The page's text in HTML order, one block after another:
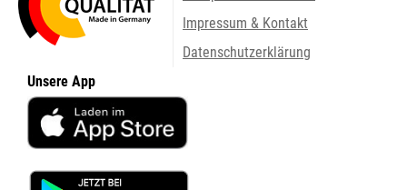
Impressum & Kontakt
Datenschutzerklärung
Unsere App